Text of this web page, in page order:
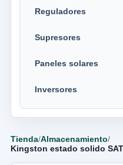
Reguladores
Supresores
Paneles solares
Inversores
Tienda/Almacenamiento/
Kingston estado solido